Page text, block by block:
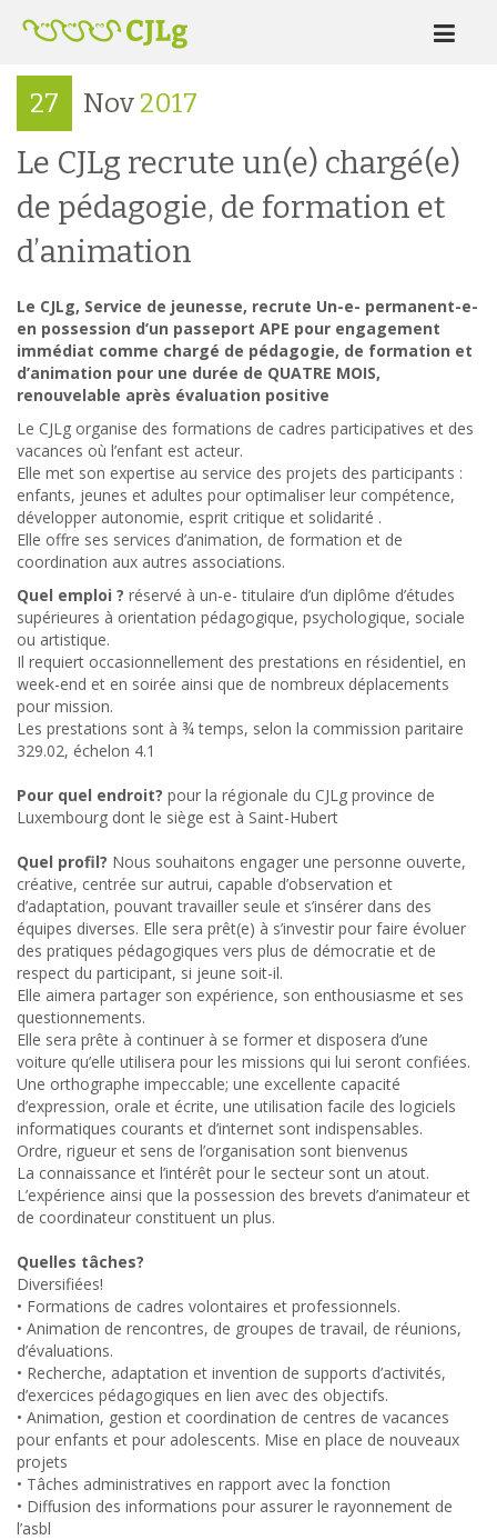
27 Nov 2017
Le CJLg recrute un(e) chargé(e)
de pédagogie, de formation et
d’animation
Le CJLg, Service de jeunesse, recrute Un-e- permanent-e-
en possession d’un passeport APE pour engagement
immédiat comme chargé de pédagogie, de formation et
d’animation pour une durée de QUATRE MOIS,
renouvelable après évaluation positive
Le CJLg organise des formations de cadres participatives et des
vacances où l’enfant est acteur.
Elle met son expertise au service des projets des participants :
enfants, jeunes et adultes pour optimaliser leur compétence,
développer autonomie, esprit critique et solidarité .
Elle offre ses services d’animation, de formation et de
coordination aux autres associations.
Quel emploi ? réservé à un-e- titulaire d’un diplôme d’études
supérieures à orientation pédagogique, psychologique, sociale
ou artistique.
Il requiert occasionnellement des prestations en résidentiel, en
week-end et en soirée ainsi que de nombreux déplacements
pour mission.
Les prestations sont à ¾ temps, selon la commission paritaire
329.02, échelon 4.1
Pour quel endroit? pour la régionale du CJLg province de
Luxembourg dont le siège est à Saint-Hubert
Quel profil? Nous souhaitons engager une personne ouverte,
créative, centrée sur autrui, capable d’observation et
d’adaptation, pouvant travailler seule et s’insérer dans des
équipes diverses. Elle sera prêt(e) à s’investir pour faire évoluer
des pratiques pédagogiques vers plus de démocratie et de
respect du participant, si jeune soit-il.
Elle aimera partager son expérience, son enthousiasme et ses
questionnements.
Elle sera prête à continuer à se former et disposera d’une
voiture qu’elle utilisera pour les missions qui lui seront confiées.
Une orthographe impeccable; une excellente capacité
d’expression, orale et écrite, une utilisation facile des logiciels
informatiques courants et d’internet sont indispensables.
Ordre, rigueur et sens de l’organisation sont bienvenus
La connaissance et l’intérêt pour le secteur sont un atout.
L’expérience ainsi que la possession des brevets d’animateur et
de coordinateur constituent un plus.
Quelles tâches?
Diversifiées!
• Formations de cadres volontaires et professionnels.
• Animation de rencontres, de groupes de travail, de réunions,
d’évaluations.
• Recherche, adaptation et invention de supports d’activités,
d’exercices pédagogiques en lien avec des objectifs.
• Animation, gestion et coordination de centres de vacances
pour enfants et pour adolescents. Mise en place de nouveaux
projets
• Tâches administratives en rapport avec la fonction
• Diffusion des informations pour assurer le rayonnement de
l’asbl